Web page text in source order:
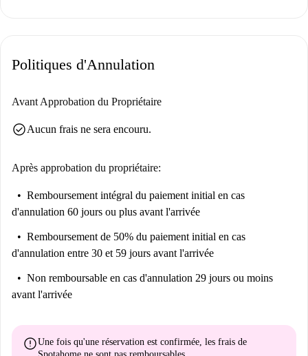
Politiques d'Annulation
Avant Approbation du Propriétaire
check_circleAucun frais ne sera encouru.
Après approbation du propriétaire:
Remboursement intégral du paiement initial en cas
d'annulation 60 jours ou plus avant l'arrivée
Remboursement de 50% du paiement initial en cas
d'annulation entre 30 et 59 jours avant l'arrivée
Non remboursable en cas d'annulation 29 jours ou moins
avant l'arrivée
errorUne fois qu'une réservation est confirmée, les frais de